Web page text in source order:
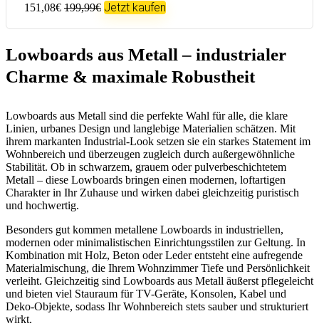
151,08€ 199,99€ Jetzt kaufen
Lowboards aus Metall – industrialer
Charme & maximale Robustheit
Lowboards aus Metall sind die perfekte Wahl für alle, die klare
Linien, urbanes Design und langlebige Materialien schätzen. Mit
ihrem markanten Industrial-Look setzen sie ein starkes Statement im
Wohnbereich und überzeugen zugleich durch außergewöhnliche
Stabilität. Ob in schwarzem, grauem oder pulverbeschichtetem
Metall – diese Lowboards bringen einen modernen, loftartigen
Charakter in Ihr Zuhause und wirken dabei gleichzeitig puristisch
und hochwertig.
Besonders gut kommen metallene Lowboards in industriellen,
modernen oder minimalistischen Einrichtungsstilen zur Geltung. In
Kombination mit Holz, Beton oder Leder entsteht eine aufregende
Materialmischung, die Ihrem Wohnzimmer Tiefe und Persönlichkeit
verleiht. Gleichzeitig sind Lowboards aus Metall äußerst pflegeleicht
und bieten viel Stauraum für TV-Geräte, Konsolen, Kabel und
Deko-Objekte, sodass Ihr Wohnbereich stets sauber und strukturiert
wirkt.